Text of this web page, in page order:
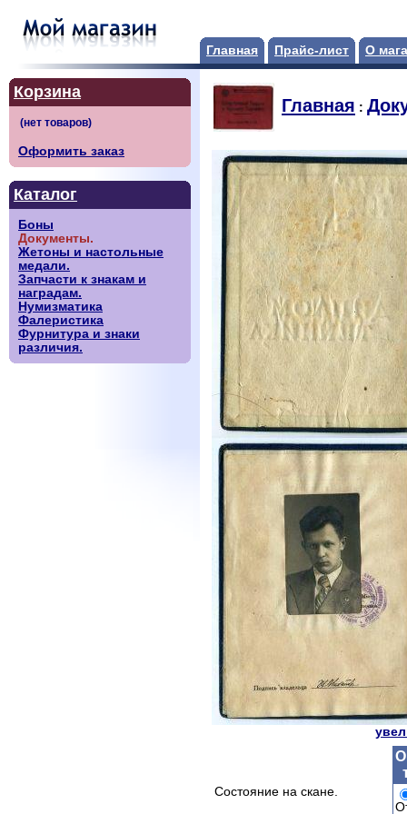
Главная Прайс-лист О
Корзина
Оформить заказ
Каталог
Боны
Документы.
Жетоны и настольные
медали.
Запчасти к знакам и
наградам.
Нумизматика
Фалеристика
Фурнитура и знаки
различия.
Главная :
Состояние на скане.